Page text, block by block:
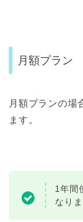
月額プラン
月額プランの場
ます。
1年間
なりま